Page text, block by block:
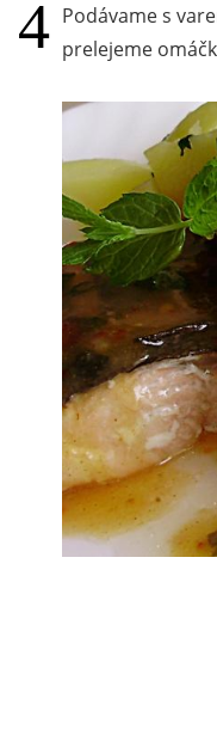
Podávame s
prelejeme